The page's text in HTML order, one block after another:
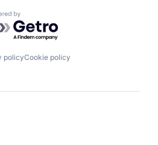
by Getro.com
policyCookie policy